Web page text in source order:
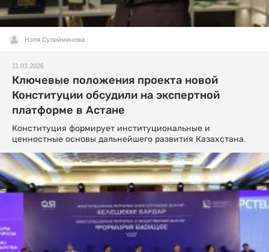
Нэля Сулейменова
11.03.2026
Ключевые положения проекта новой
Конституции обсудили на экспертной
платформе в Астане
Конституция формирует институциональные и
ценностные основы дальнейшего развития Казахстана.